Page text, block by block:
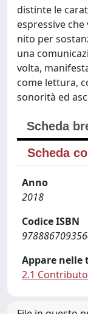
distinte le
espressive
nito per
una
volta,
come lettura,
sonorità ed
Scheda
Scheda
Anno
2018
Codice ISBN
Appare nelle
2.1